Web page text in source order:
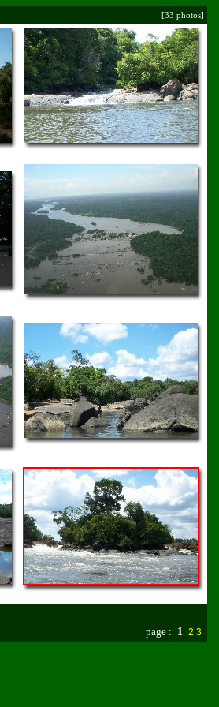
[33 photos]
page : 1 2 3